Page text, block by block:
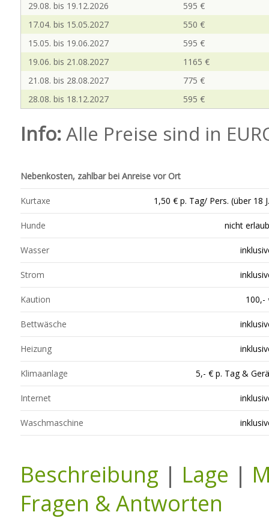
29.08. bis 19.12.2026
595 €
17.04. bis 15.05.2027
550 €
15.05. bis 19.06.2027
595 €
19.06. bis 21.08.2027
1165 €
21.08. bis 28.08.2027
775 €
28.08. bis 18.12.2027
595 €
Info:Alle Preise sind in
Nebenkosten, zahlbar bei Anreise vor Ort
Kurtaxe 1,50 € p. Tag/ Pers. (über 18
Hunde nicht
Wasser
Strom
Kaution 100,-
Bettwäsche
Heizung
Klimaanlage 5,- € p. Tag &
Internet
Waschmaschine
Beschreibung | Lage |
Fragen & Antworten